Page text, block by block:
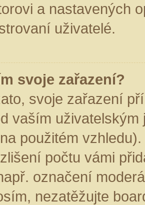
a nastavených
uživatelé.
svoje zařazení?
svoje zařazení
vaším
použitém
počtu vámi
označení
nezatěžujte